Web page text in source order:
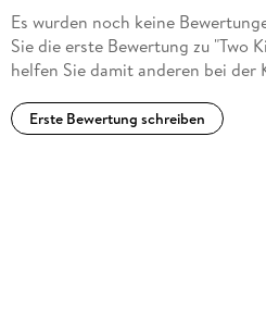
Es wurden noch keine
Sie die erste Bewertung zu "Two
helfen Sie damit anderen bei der
Erste Bewertung schreiben